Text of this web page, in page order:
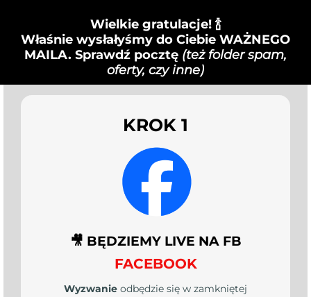
Wielkie gratulacje! 🍾
Właśnie wysłałyśmy do Ciebie WAŻNEGO
MAILA. Sprawdź pocztę (też folder spam,
oferty, czy inne)
KROK 1
🎥 BĘDZIEMY LIVE NA FB
FACEBOOK
Wyzwanie odbędzie się w zamkniętej